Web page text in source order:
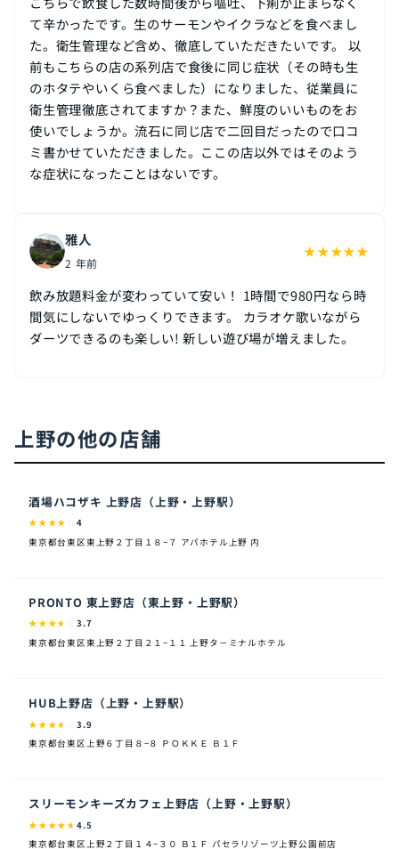
て辛かったです。生のサーモンやイクラなどを食べまし
た。衛生管理など含め、徹底していただきたいです。 以
前もこちらの店の系列店で食後に同じ症状（その時も生
のホタテやいくら食べました）になりました、従業員に
衛生管理徹底されてますか？また、鮮度のいいものをお
使いでしょうか。流石に同じ店で二回目だったので口コ
ミ書かせていただきました。ここの店以外ではそのよう
な症状になったことはないです。
雅人
2 年前
★★★★★
飲み放題料金が変わっていて安い！ 1時間で980円なら時
間気にしないでゆっくりできます。 カラオケ歌いながら
ダーツできるのも楽しい! 新しい遊び場が増えました。
上野の他の店舗
酒場ハコザキ 上野店（上野・上野駅）
★★★★ ☆4
東京都台東区東上野２丁目１８−７ アパホテル上野 内
PRONTO 東上野店（東上野・上野駅）
★★★★ ☆3.7
東京都台東区東上野２丁目２１−１１ 上野タ－ミナルホテル
HUB上野店（上野・上野駅）
★★★★ ☆3.9
東京都台東区上野６丁目８−８ ＰＯＫＫＥ Ｂ１Ｆ
スリーモンキーズカフェ上野店（上野・上野駅）
★★★★★4.5
東京都台東区上野２丁目１４−３０ Ｂ１Ｆ パセラリゾーツ上野公園前店